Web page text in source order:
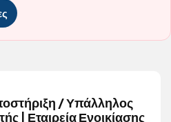
/ Υπάλληλος
| Εταιρεία Ενοικίασης